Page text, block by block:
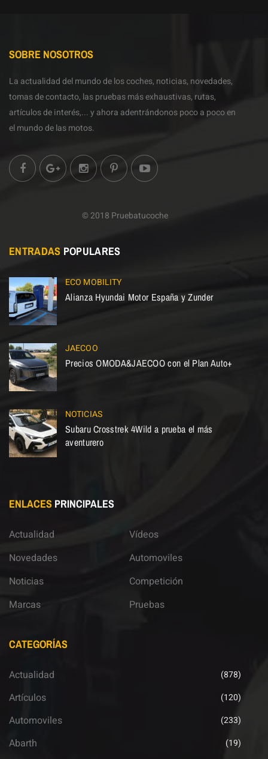
SOBRE NOSOTROS
La actualidad del mundo de los coches, noticias, novedades,
tomas de contacto, las pruebas más exhaustivas, rutas,
artículos de interés,... y ahora adentrándonos poco a poco en
el mundo de las motos.
© 2018 Pruebatucoche
ENTRADAS POPULARES
ECO MOBILITY
Alianza Hyundai Motor España y Zunder
JAECOO
Precios OMODA&JAECOO con el Plan Auto+
NOTICIAS
Subaru Crosstrek 4Wild a prueba el más
aventurero
ENLACES PRINCIPALES
Actualidad
Novedades
Noticias
Marcas
Vídeos
Automoviles
Competición
Pruebas
CATEGORÍAS
Actualidad (878)
Artículos (120)
Automoviles (233)
Abarth (19)